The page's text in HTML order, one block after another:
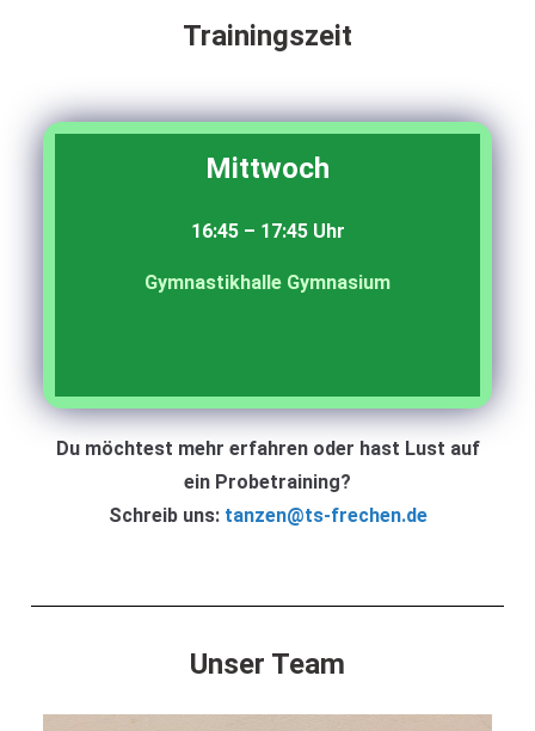
Trainingszeit
Mittwoch
16:45 – 17:45 Uhr
Gymnastikhalle Gymnasium
Du möchtest mehr erfahren oder hast Lust auf
ein Probetraining?
Schreib uns: tanzen@ts-frechen.de
Unser Team